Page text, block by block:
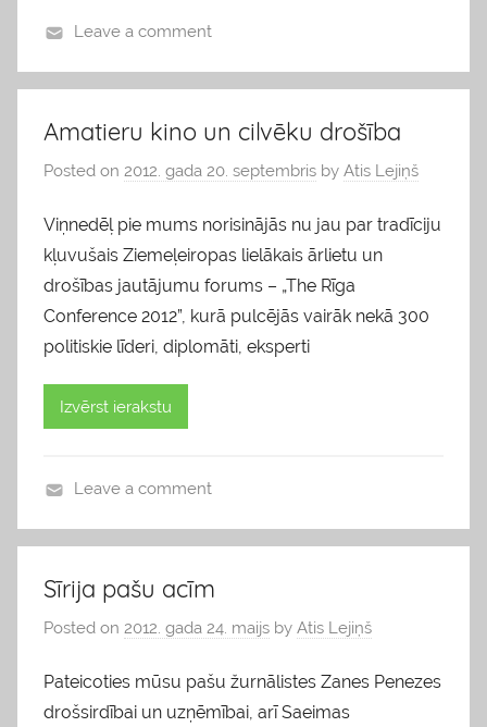
l
g
s
Leave a comment
Amatieru kino un cilvēku drošība
Posted on 2012. gada 20. septembris by Atis Lejiņš
Viņnedēļ pie mums norisinājās nu jau par tradīciju
kļuvušais Ziemeļeiropas lielākais ārlietu un
drošības jautājumu forums – „The Rīga
Conference 2012”, kurā pulcējās vairāk nekā 300
politiskie līderi, diplomāti, eksperti
Izvērst ierakstu
l
g
s
v
i
Leave a comment
Sīrija pašu acīm
Posted on 2012. gada 24. maijs by Atis Lejiņš
Pateicoties mūsu pašu žurnālistes Zanes Penezes
drošsirdībai un uzņēmībai, arī Saeimas